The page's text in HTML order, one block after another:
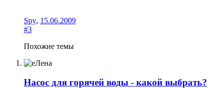
Spy, 15.06.2009
#3
Похожие темы
Насос для горячей воды - какой выбрать?